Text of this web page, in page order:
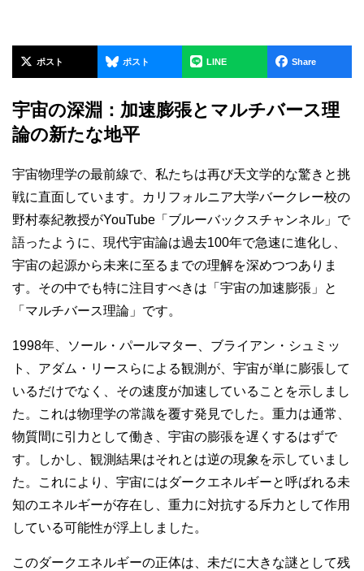
ポスト ポスト LINE Share
宇宙の深淵：加速膨張とマルチバース理
論の新たな地平
宇宙物理学の最前線で、私たちは再び天文学的な驚きと挑
戦に直面しています。カリフォルニア大学バークレー校の
野村泰紀教授がYouTube「ブルーバックスチャンネル」で
語ったように、現代宇宙論は過去100年で急速に進化し、
宇宙の起源から未来に至るまでの理解を深めつつありま
す。その中でも特に注目すべきは「宇宙の加速膨張」と
「マルチバース理論」です。
1998年、ソール・パールマター、ブライアン・シュミッ
ト、アダム・リースらによる観測が、宇宙が単に膨張して
いるだけでなく、その速度が加速していることを示しまし
た。これは物理学の常識を覆す発見でした。重力は通常、
物質間に引力として働き、宇宙の膨張を遅くするはずで
す。しかし、観測結果はそれとは逆の現象を示していまし
た。これにより、宇宙にはダークエネルギーと呼ばれる未
知のエネルギーが存在し、重力に対抗する斥力として作用
している可能性が浮上しました。
このダークエネルギーの正体は、未だに大きな謎として残